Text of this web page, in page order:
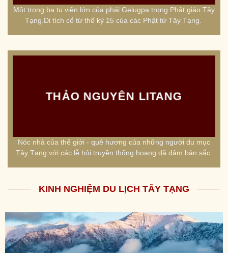
Một trong ba tu viện lớn của phái Gelugpa trong Phật giáo Tây
Tạng.Di tích cổ từ thế kỷ 15 của các Phật tử Tây Tạng.
THẢO NGUYÊN LITANG
Nóc nhà của thế giới - quê hương của những người du mục
Tây Tạng với các lễ hội truyền thống hoang dã đậm bản sắc.
KINH NGHIỆM DU LỊCH TÂY TẠNG